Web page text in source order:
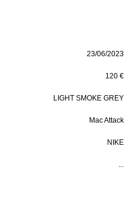
23/06/2023
120 €
LIGHT SMOKE GREY
Mac Attack
NIKE